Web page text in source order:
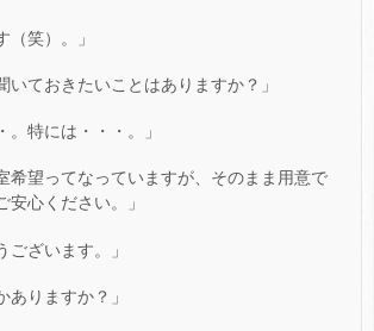
（笑）。」
いておきたいことはありますか？」
。特には・・・。」
希望ってなっていますが、そのまま用意で
安心ください。」
ございます。」
ありますか？」